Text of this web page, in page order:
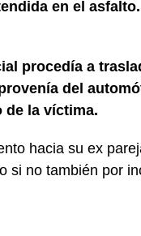
en el asfalto.
procedía a
del
de la víctima.
hacia su ex
si no también por